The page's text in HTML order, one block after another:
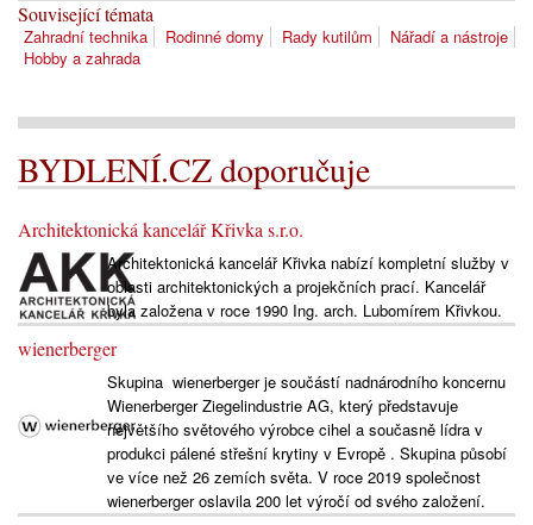
Související témata
Zahradní technika Rodinné domy Rady kutilům
Nářadí a nástroje
Hobby a zahrada
BYDLENÍ.CZ doporučuje
Architektonická kancelář Křivka s.r.o.
Architektonická kancelář Křivka nabízí kompletní služby v
oblasti architektonických a projekčních prací. Kancelář
byla založena v roce 1990 Ing. arch. Lubomírem Křivkou.
wienerberger
Skupina wienerberger je součástí nadnárodního koncernu
Wienerberger Ziegelindustrie AG, který představuje
největšího světového výrobce cihel a současně lídra v
produkci pálené střešní krytiny v Evropě . Skupina působí
ve více než 26 zemích světa. V roce 2019 společnost
wienerberger oslavila 200 let výročí od svého založení.